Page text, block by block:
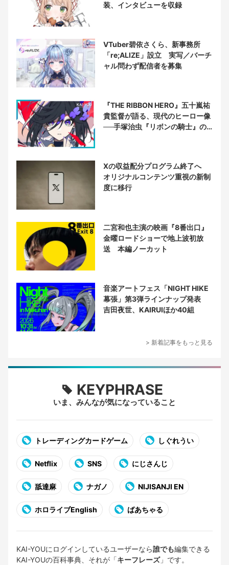
装、インタビューを収録
VTuber碧依さくら、新事務所
「re;ALIZE」設立 実写／バーチ
ャル問わず配信者を募集
『THE RIBBON HERO』五十嵐祐
貴監督が語る、現代のヒーロー像
──手塚治虫『リボンの騎士』の
Xの収益配分プログラム終了へ
オリジナルコンテンツ重視の新制
度に移行
二宮和也主演の映画『8番出口』
金曜ロードショーで地上波初放
送 本編ノーカット
音楽アートフェス「NIGHT HIKE
幕張」第3弾ラインナップ発表
吉田夜世、KAIRUIほか40組
> 新着記事をもっと見る
KEYPHRASE
いま、みんなが気になっていること
トレーディングカードゲーム しぐれうい
Netflix SNS にじさんじ
舐達麻 ナガノ NIJISANJI EN
ホロライブEnglish ばあちゃる
KAI-YOUにログインしているユーザーなら誰でも編集できる
KAI-YOUの百科事典、それが「キーフレーズ」です。